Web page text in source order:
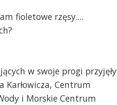
fioletowe rzęsy....
w swoje progi przyjęły
Karłowicza, Centrum
i Morskie Centrum